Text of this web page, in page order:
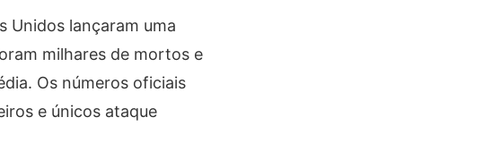
Unidos lançaram uma
milhares de mortos e
Os números oficiais
e únicos ataque